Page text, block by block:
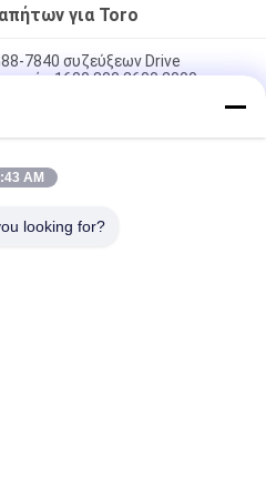
για Toro
7840 συζεύξεων Drive
1600 800 2600 2000
δαχτυλιδιών έμβολο
Ηλιακό G107-8128 Fits Toro
AM
looking for?